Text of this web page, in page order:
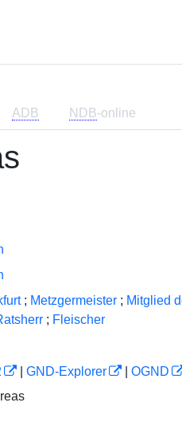
ADB NDB-online
; Metzgermeister ; Mitglied
; Fleischer
GND-Explorer OGND